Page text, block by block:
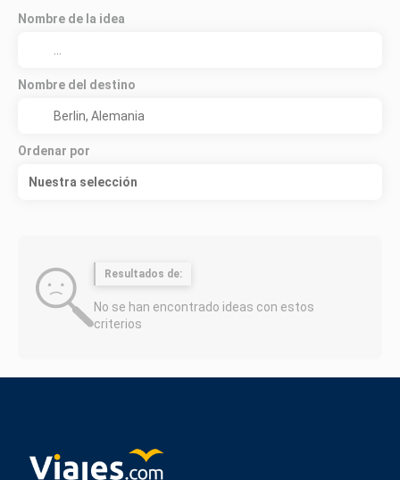
Nombre de la idea
Nombre del destino
Ordenar por
Nuestra selección
Resultados de:
No se han encontrado ideas con estos
criterios